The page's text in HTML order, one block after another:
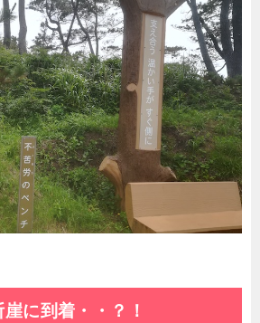
に到着・・？！